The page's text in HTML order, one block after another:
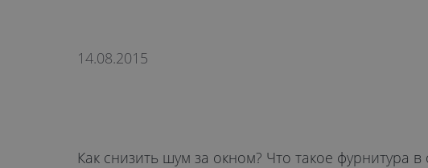
14.08.2015
Как снизить шум за окном? Что такое фурнитура